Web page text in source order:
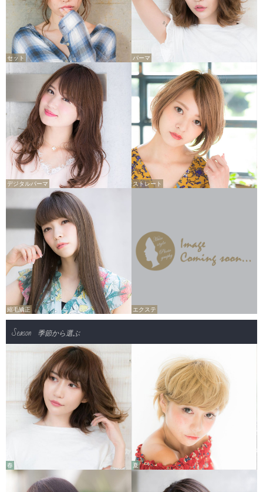
セット パーマ
デジタルパーマ ストレート
縮毛矯正 エクステ
Season 季節から選ぶ
春 夏